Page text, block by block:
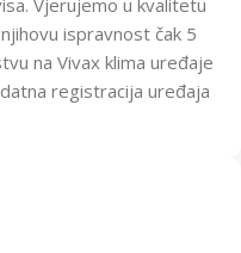
Vjerujemo u kvalitetu
ispravnost čak 5
na Vivax klima uređaje
registracija uređaja